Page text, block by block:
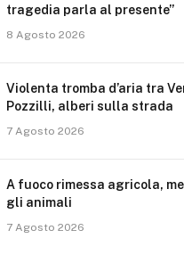
tragedia parla al presente”
8 Agosto 2026
Violenta tromba d’aria tra
Pozzilli, alberi sulla strada
7 Agosto 2026
A fuoco rimessa agricola,
gli animali
7 Agosto 2026